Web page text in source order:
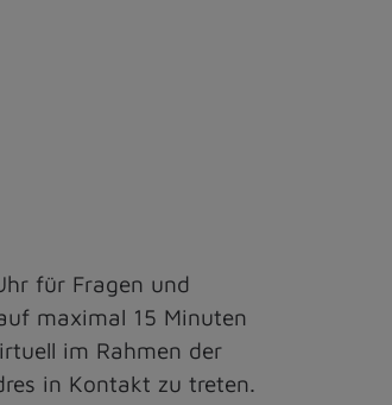
für Fragen und
maximal 15 Minuten
im Rahmen der
in Kontakt zu treten.